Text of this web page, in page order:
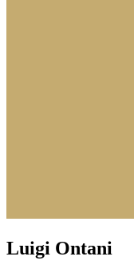
Luigi Ontani